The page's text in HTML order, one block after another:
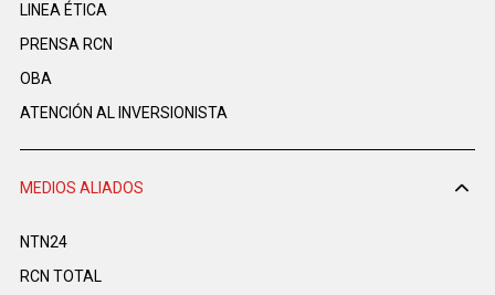
LINEA ÉTICA
PRENSA RCN
OBA
ATENCIÓN AL INVERSIONISTA
MEDIOS ALIADOS
NTN24
RCN TOTAL